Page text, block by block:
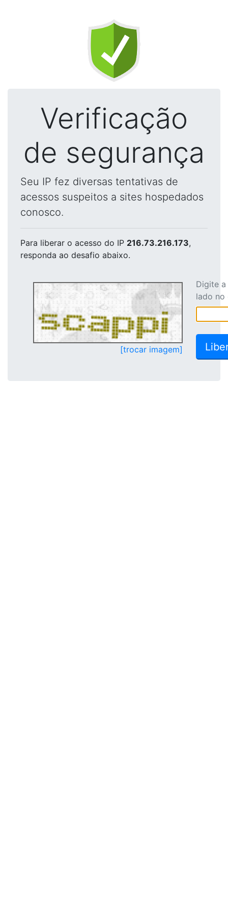
Verificação
de segurança
Seu IP fez diversas tentativas de
acessos suspeitos a sites hospedados
conosco.
Para liberar o acesso do IP 216.73.216.173,
responda ao desafio abaixo.
[trocar imagem]
Digite
lado no